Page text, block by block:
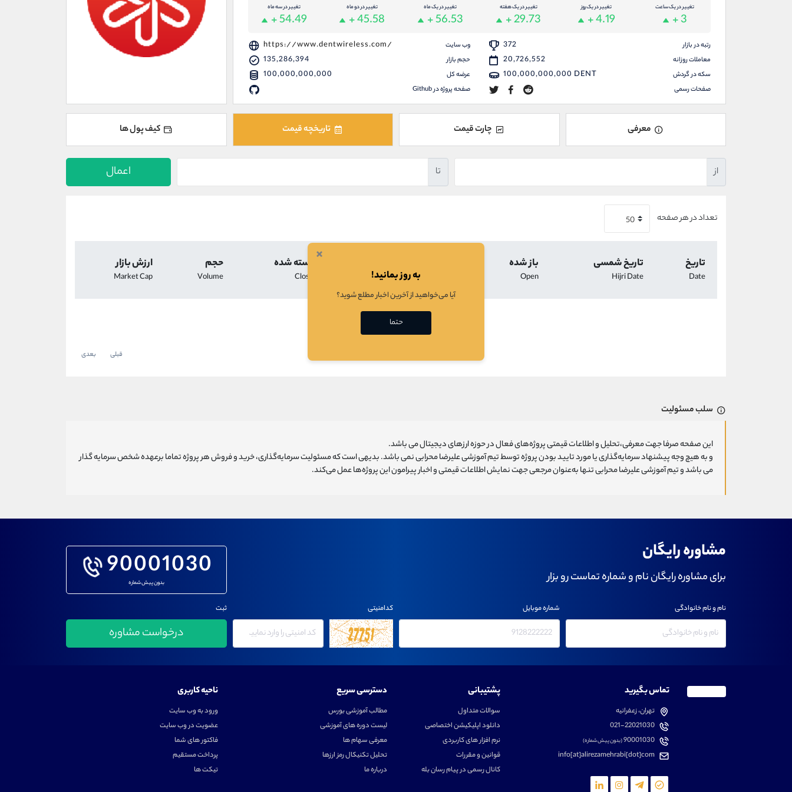
تغییر در یک ساعت
+ 3
تغییر در یک روز
+ 4.19
تغییر در یک هفته
+ 29.73
تغییر در یک ماه
+ 56.53
تغییر در دو ماه
+ 45.58
تغییر در سه ماه
+ 54.49
رتبه در بازار 372 وب سایت https://www.dentwireless.com/
معاملات روزانه 20,726,552 حجم بازار 135,286,394
سکه در گردش 100,000,000,000 DENT عرضه کل 100,000,000,000
صفحات رسمی صفحه پروژه در Github
معرفی چارت قیمت تاریخچه قیمت کیف پول ها
از تا اعمال
تعداد در هر صفحه
تاریخ
Date
تاریخ شمسی
Hijri Date
باز شده
Open
Low
بسته شده
Close
حجم
Volume
ارزش بازار
Market Cap
در حال بارگذازی
قبلی بعدی
سلب مسئولیت
این صفحه صرفا جهت معرفی،تحلیل و اطلاعات قیمتی پروژه‌های فعال در حوزه ارزهای دیجیتال می باشد.
و به هیچ وجه پیشنهاد سرمایه‌گذاری یا مورد تایید بودن پروژه توسط تیم آموزشی علیرضا محرابی نمی باشد. بدیهی است که مسئولیت سرمایه‌گذاری، خرید و فروش هر پروژه تماما برعهده شخص سرمایه گذار
می باشد و تیم آموزشی علیرضا محرابی تنها به‌عنوان مرجعی جهت نمایش اطلاعات قیمتی و اخبار پیرامون این پروژه‌‌ها عمل می‌کند.
مشاوره رایگان
برای مشاوره رایگان نام و شماره تماست رو بزار 90001030
بدون پیش شماره
نام و نام خانوادگی شماره موبایل کدامنیتی ثبت
تماس بگیرید
تهران، زعفرانیه
021-22021030
90001030(بدون پیش شماره)
info[at]alirezamehrabi[dot]com
پشتیبانی
سوالات متداول
دانلود اپلیکیشن اختصاصی
نرم افزار های کاربردی
قوانین و مقررات
کانال رسمی در پیام رسان بله
دسترسی سریع
مطالب آموزشی بورس
لیست دوره های آموزشی
معرفی سهام ها
تحلیل تکنیکال رمز ارزها
درباره ما
ناحیه کاربری
ورود به وب سایت
عضویت در وب سایت
فاکتور های شما
پرداخت مستقیم
تیکت ها
×
به روز بمانید!
آیا می‌خواهید از آخرین اخبار مطلع شوید؟
حتما